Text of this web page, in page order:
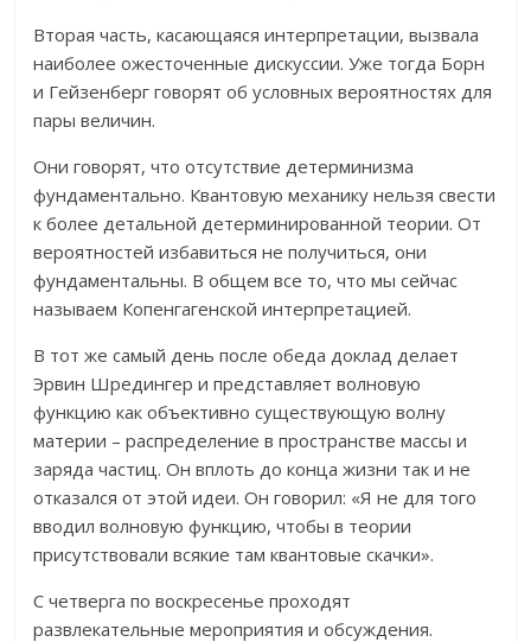
Вторая часть, касающаяся интерпретации, вызвала
наиболее ожесточенные дискуссии. Уже тогда Борн
и Гейзенберг говорят об условных вероятностях для
пары величин.
Они говорят, что отсутствие детерминизма
фундаментально. Квантовую механику нельзя свести
к более детальной детерминированной теории. От
вероятностей избавиться не получиться, они
фундаментальны. В общем все то, что мы сейчас
называем Копенгагенской интерпретацией.
В тот же самый день после обеда доклад делает
Эрвин Шредингер и представляет волновую
функцию как объективно существующую волну
материи – распределение в пространстве массы и
заряда частиц. Он вплоть до конца жизни так и не
отказался от этой идеи. Он говорил: «Я не для того
вводил волновую функцию, чтобы в теории
присутствовали всякие там квантовые скачки».
С четверга по воскресенье проходят
развлекательные мероприятия и обсуждения.